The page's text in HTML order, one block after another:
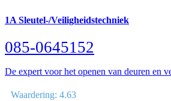
1A Sleutel-/Veiligheidstechniek
085-0645152
De expert voor het openen van deuren en
Waardering: 4.63